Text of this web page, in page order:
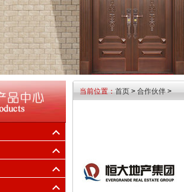
当前位置：首页>合作伙伴>